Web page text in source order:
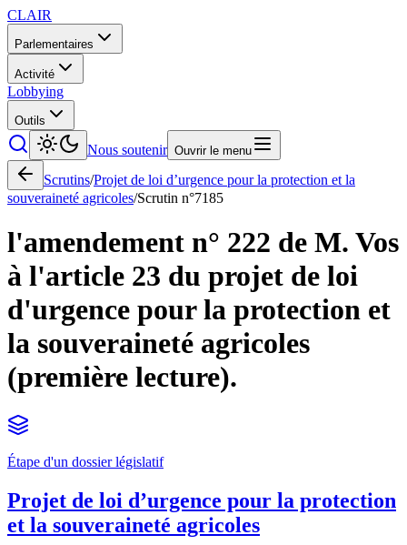
CLAIR
Parlementaires
Activité
Lobbying
Outils
Nous soutenir Ouvrir le menu
Scrutins/Projet de loi d’urgence pour la protection et la
souveraineté agricoles/Scrutin n°7185
l'amendement n° 222 de M. Vos
à l'article 23 du projet de loi
d'urgence pour la protection et
la souveraineté agricoles
(première lecture).
Étape d'un dossier législatif
Projet de loi d’urgence pour la protection
et la souveraineté agricoles